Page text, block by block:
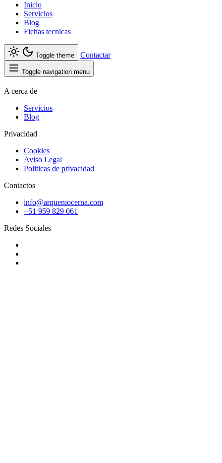
Inicio
Servicios
Blog
Fichas tecnicas
Toggle theme Contactar
Toggle navigation menu
A cerca de
Servicios
Blog
Privacidad
Cookies
Aviso Legal
Politicas de privacidad
Contactos
info@arqueniocerna.com
+51 959 829 061
Redes Sociales